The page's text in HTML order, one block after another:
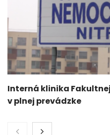
Interná klinika
v plnej prevádzke